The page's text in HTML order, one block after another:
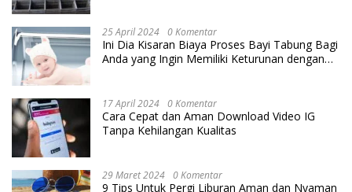
25 April 2024 0 Komentar
Ini Dia Kisaran Biaya Proses Bayi Tabung Bagi
Anda yang Ingin Memiliki Keturunan dengan
17 April 2024 0 Komentar
Cara Cepat dan Aman Download Video IG
Tanpa Kehilangan Kualitas
29 Maret 2024 0 Komentar
9 Tips Untuk Pergi Liburan Aman dan Nyaman